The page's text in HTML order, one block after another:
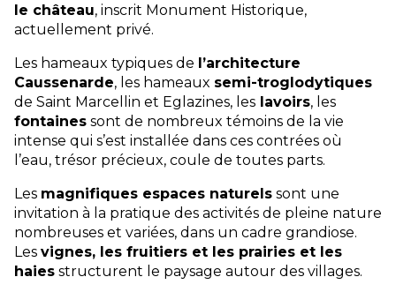
le château, inscrit Monument Historique,
actuellement privé.
Les hameaux typiques de l’architecture
Caussenarde, les hameaux semi-troglodytiques
de Saint Marcellin et Eglazines, les lavoirs, les
fontaines sont de nombreux témoins de la vie
intense qui s’est installée dans ces contrées où
l’eau, trésor précieux, coule de toutes parts.
Les magnifiques espaces naturels sont une
invitation à la pratique des activités de pleine nature
nombreuses et variées, dans un cadre grandiose.
Les vignes, les fruitiers et les prairies et les
haies structurent le paysage autour des villages.